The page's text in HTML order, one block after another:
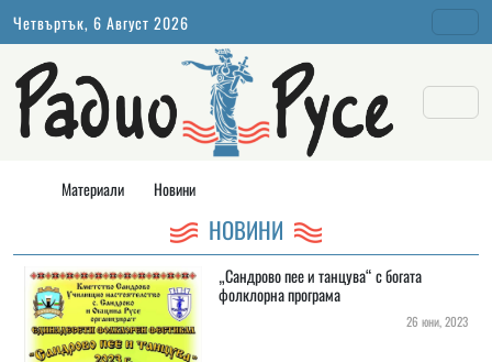
Четвъртък, 6 Август 2026
Материали Новини
НОВИНИ
„Сандрово пее и танцува“ с богата
фолклорна програма
26 юни, 2023